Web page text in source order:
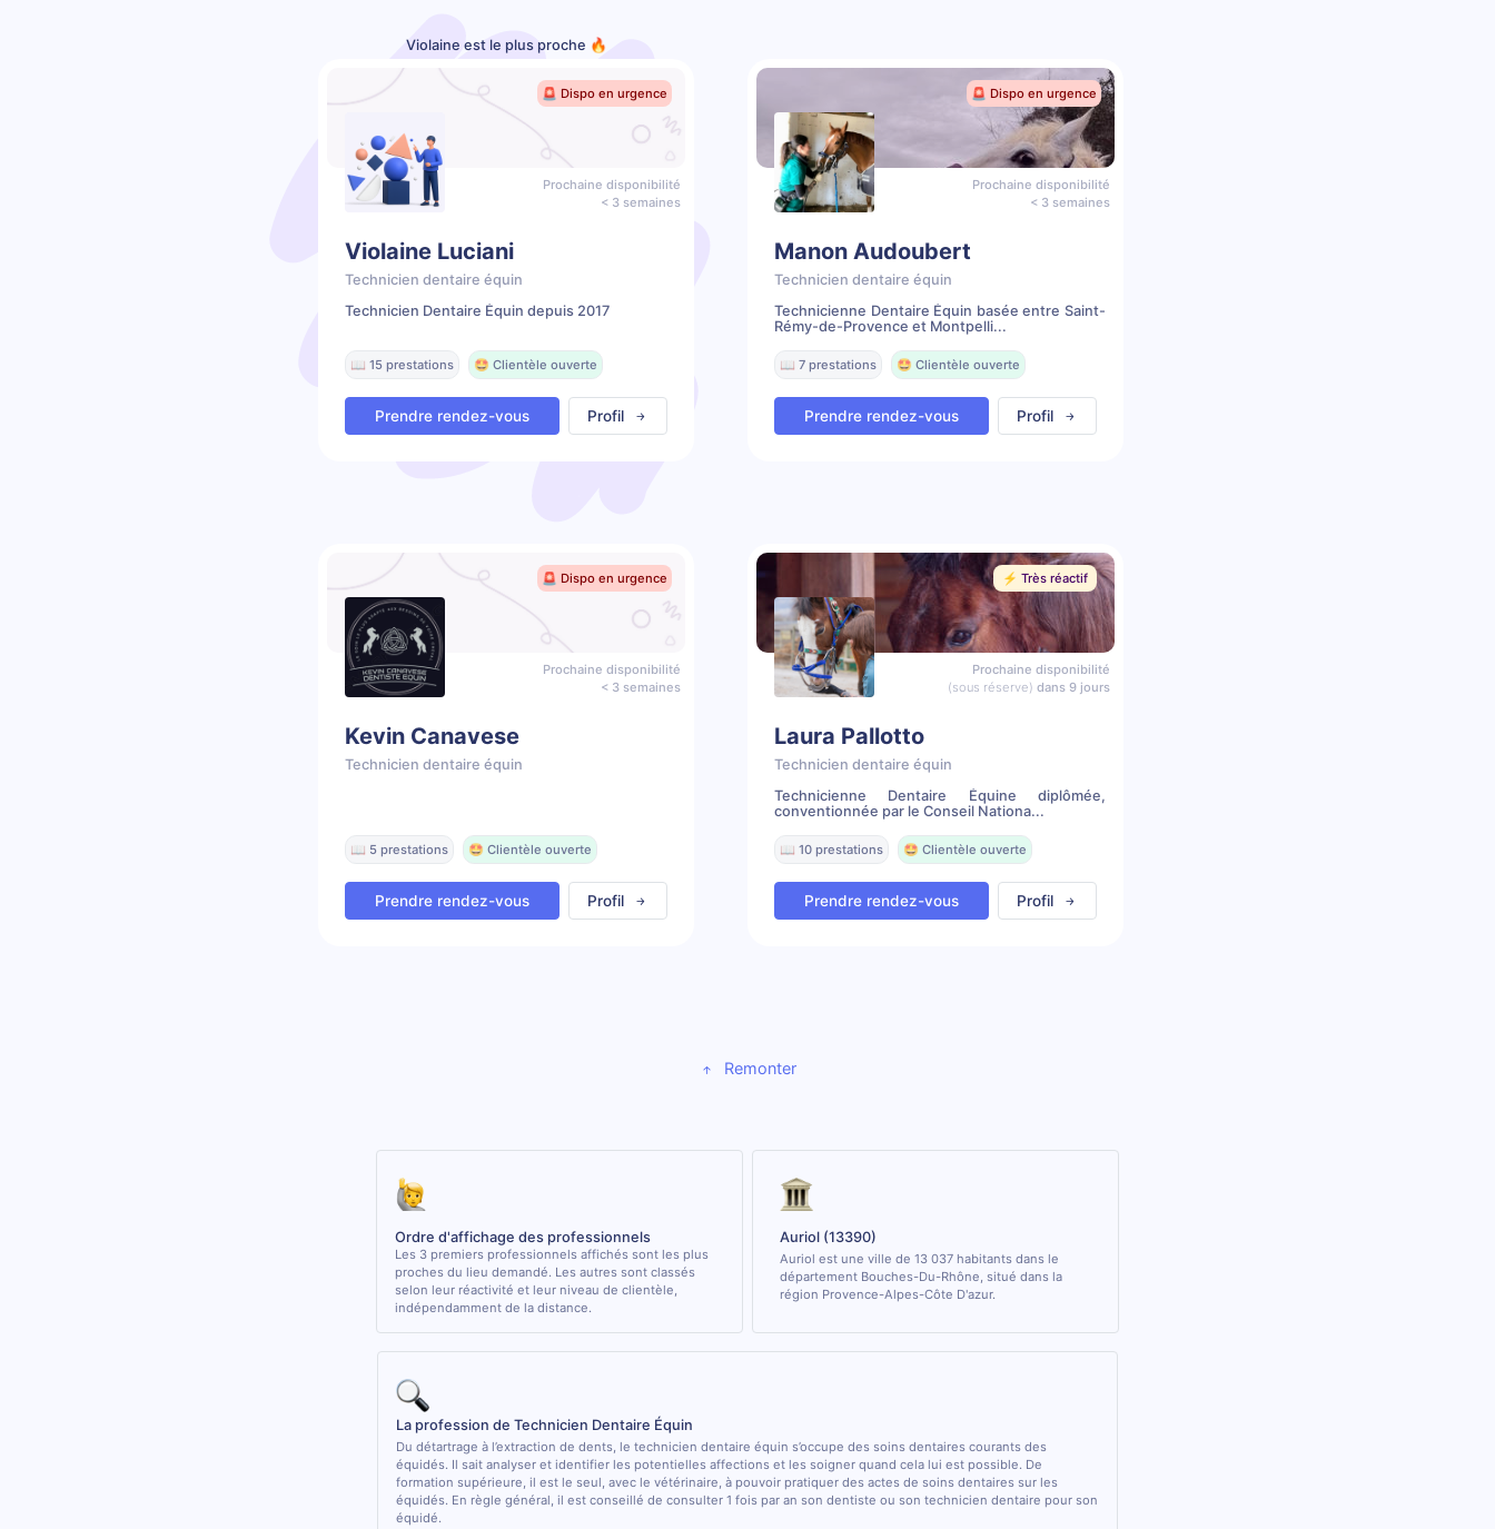
Violaine est le plus proche 🔥
🚨 Dispo en urgence
Prochaine disponibilité
< 3 semaines
Violaine Luciani
Technicien dentaire équin
Technicien Dentaire Équin depuis 2017
📖 15 prestations 🤩 Clientèle ouverte
Prendre rendez-vous Profil
🚨 Dispo en urgence
Prochaine disponibilité
< 3 semaines
Manon Audoubert
Technicien dentaire équin
Technicienne Dentaire Équin basée entre Saint-
Rémy-de-Provence et Montpelli...
📖 7 prestations 🤩 Clientèle ouverte
Prendre rendez-vous Profil
🚨 Dispo en urgence
Prochaine disponibilité
< 3 semaines
Kevin Canavese
Technicien dentaire équin
📖 5 prestations 🤩 Clientèle ouverte
Prendre rendez-vous Profil
⚡️ Très réactif
Prochaine disponibilité
(sous réserve) dans 9 jours
Laura Pallotto
Technicien dentaire équin
Technicienne Dentaire Équine diplômée,
conventionnée par le Conseil Nationa...
📖 10 prestations 🤩 Clientèle ouverte
Prendre rendez-vous Profil
Remonter
Ordre d'affichage des professionnels
Les 3 premiers professionnels affichés sont les plus
proches du lieu demandé. Les autres sont classés
selon leur réactivité et leur niveau de clientèle,
indépendamment de la distance.
Auriol (13390)
Auriol est une ville de 13 037 habitants dans le
département Bouches-Du-Rhône, situé dans la
région Provence-Alpes-Côte D'azur.
La profession de Technicien Dentaire Équin
Du détartrage à l’extraction de dents, le technicien dentaire équin s’occupe des soins dentaires courants des
équidés. Il sait analyser et identifier les potentielles affections et les soigner quand cela lui est possible. De
formation supérieure, il est le seul, avec le vétérinaire, à pouvoir pratiquer des actes de soins dentaires sur les
équidés. En règle général, il est conseillé de consulter 1 fois par an son dentiste ou son technicien dentaire pour son
équidé.